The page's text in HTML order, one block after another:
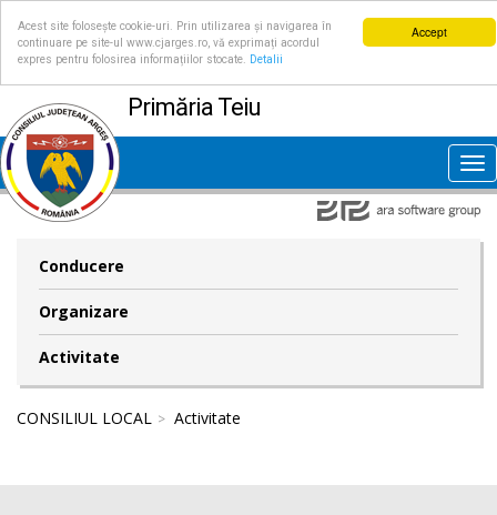
Accept
Acest site folosește cookie-uri. Prin utilizarea și navigarea în
continuare pe site-ul www.cjarges.ro, vă exprimați acordul
expres pentru folosirea informațiilor stocate.
Detalii
Primăria Teiu
Conducere
Organizare
Activitate
CONSILIUL LOCAL Activitate